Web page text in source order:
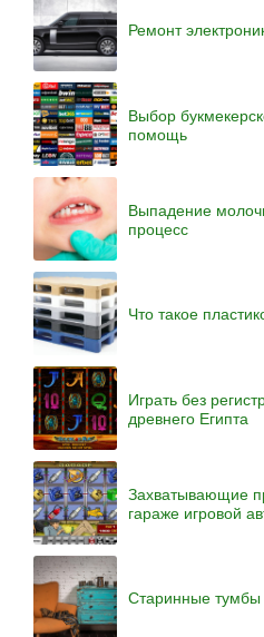
Ремонт
Выбор
помощь
Выпадение
процесс
Что такое
Играть без
древнего Египта
Захватывающие
гараже игровой
Старинные тумбы